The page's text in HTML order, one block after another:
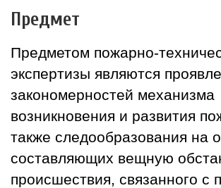
Предмет
Предметом пожарно-
экспертизы являются
закономерностей механизма
возникновения и развития
также следообразования на
составляющих вещную
происшествия, связанного с